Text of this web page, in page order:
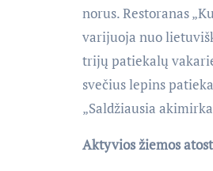
norus. Restoranas
varijuoja nuo
trijų patiekalų
svečius lepins
„Saldžiausia
Aktyvios žiemos